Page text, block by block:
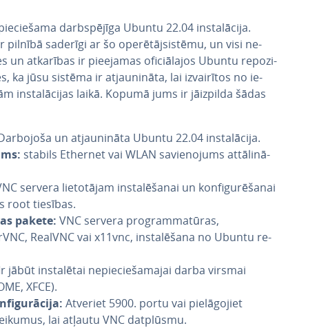
darb­spē­jī­ga Ubuntu 22.04 in­sta­lā­ci­ja.
pilnībā saderīgi ar šo ope­rē­tājsis­tē­mu, un visi ne­
un atkarības ir pieejamas ofi­ciā­la­jos Ubuntu re­po­zi­
ka jūsu sistēma ir at­jau­ni­nā­ta, lai iz­vai­rī­tos no ie­
in­sta­lā­ci­jas laikā. Kopumā jums ir jāizpilda šādas
un at­jau­ni­nā­ta Ubuntu 22.04 in­sta­lā­ci­ja.
stabils Ethernet vai WLAN sa­vie­no­jums at­tā­li­nā­
servera lie­to­tā­jam in­sta­lē­ša­nai un kon­fi­gu­rē­ša­nai
root tiesības.
pakete: VNC servera prog­ram­ma­tū­ras,
RealVNC vai x11vnc, in­sta­lē­ša­na no Ubuntu re­
jābūt in­sta­lē­tai ne­pie­cie­ša­ma­jai darba virsmai
XFCE).
Atveriet 5900. portu vai pie­lā­go­jiet
lai atļautu VNC datplūsmu.